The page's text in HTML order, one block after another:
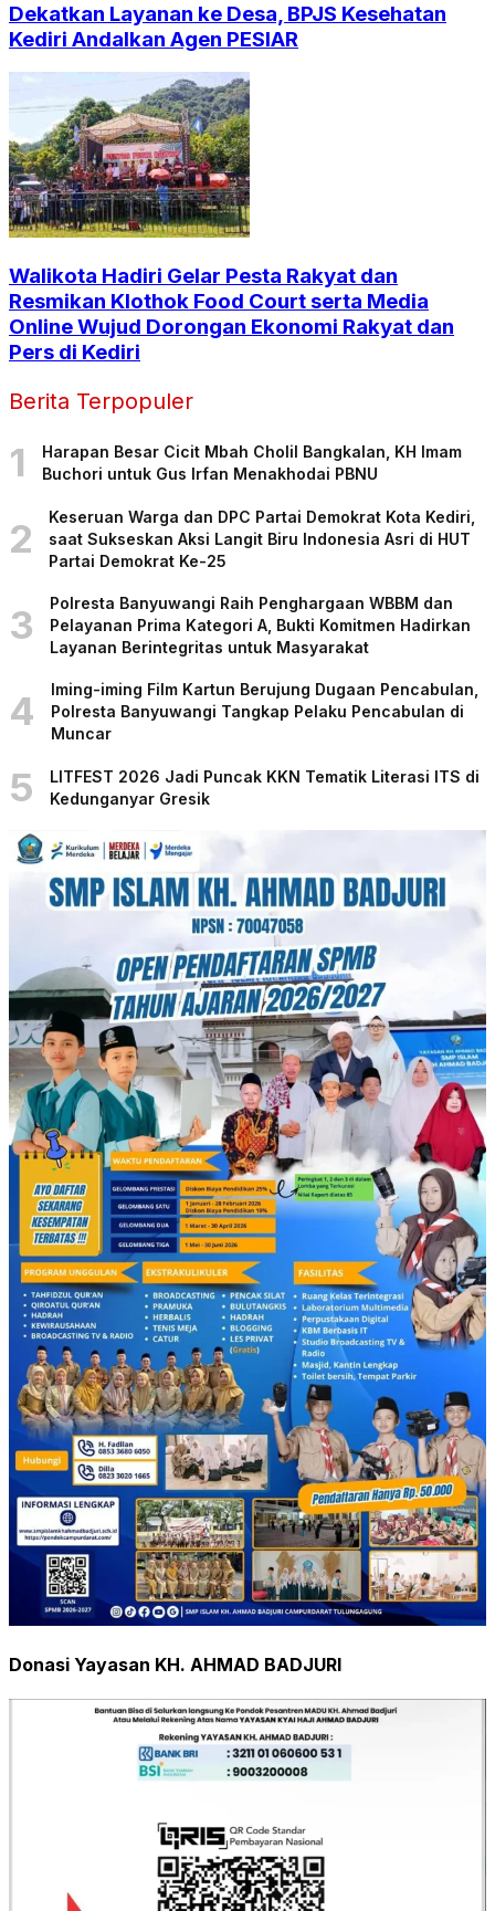
Dekatkan Layanan ke Desa, BPJS Kesehatan
Kediri Andalkan Agen PESIAR
Walikota Hadiri Gelar Pesta Rakyat dan
Resmikan Klothok Food Court serta Media
Online Wujud Dorongan Ekonomi Rakyat dan
Pers di Kediri
Berita Terpopuler
1
Harapan Besar Cicit Mbah Cholil Bangkalan, KH Imam
Buchori untuk Gus Irfan Menakhodai PBNU
2
Keseruan Warga dan DPC Partai Demokrat Kota Kediri,
saat Sukseskan Aksi Langit Biru Indonesia Asri di HUT
Partai Demokrat Ke-25
3
Polresta Banyuwangi Raih Penghargaan WBBM dan
Pelayanan Prima Kategori A, Bukti Komitmen Hadirkan
Layanan Berintegritas untuk Masyarakat
4
Iming-iming Film Kartun Berujung Dugaan Pencabulan,
Polresta Banyuwangi Tangkap Pelaku Pencabulan di
Muncar
5
LITFEST 2026 Jadi Puncak KKN Tematik Literasi ITS di
Kedunganyar Gresik
Donasi Yayasan KH. AHMAD BADJURI